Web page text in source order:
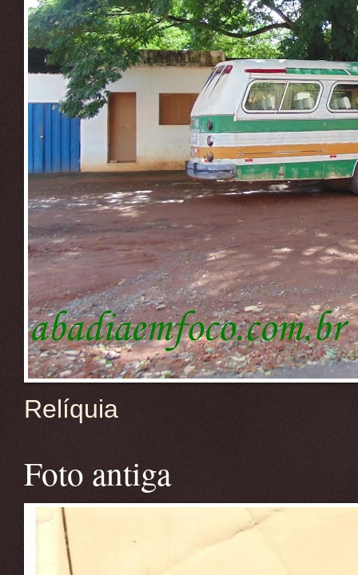
Relíquia
Foto antiga